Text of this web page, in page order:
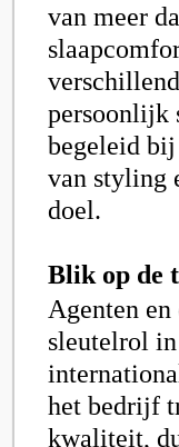
van meer
persoonlijk
begeleid bij
van styling
doel.
Blik op de
Agenten
sleutelrol in
het bedrijf
kwaliteit,